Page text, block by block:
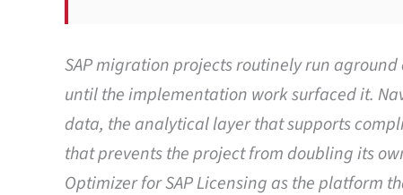
SAP migration projects routinely run
until the implementation work surfaced it.
data, the analytical layer that supports
that prevents the project from doubling its
Optimizer for SAP Licensing as the platform